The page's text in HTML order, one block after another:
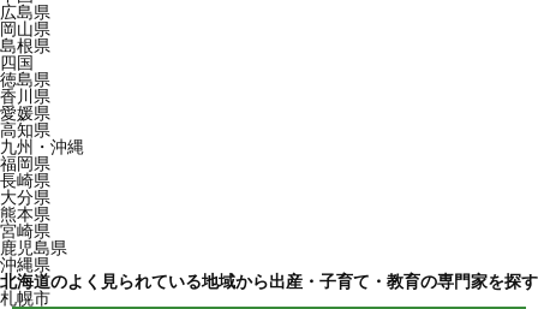
広島県
岡山県
島根県
四国
徳島県
香川県
愛媛県
高知県
九州・沖縄
福岡県
長崎県
大分県
熊本県
宮崎県
鹿児島県
沖縄県
北海道のよく見られている地域から出産・子育て・教育の専門家を探す
札幌市